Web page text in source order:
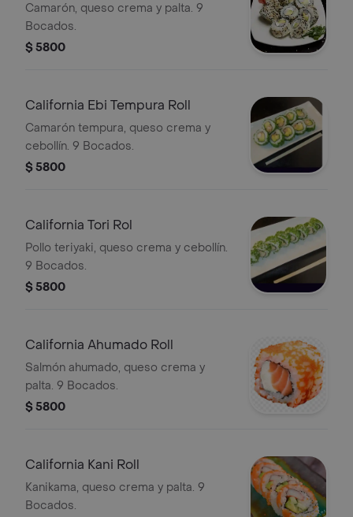
Camarón, queso crema y palta. 9
Bocados.
$ 5800
California Ebi Tempura Roll
Camarón tempura, queso crema y
cebollín. 9 Bocados.
$ 5800
California Tori Rol
Pollo teriyaki, queso crema y cebollín.
9 Bocados.
$ 5800
California Ahumado Roll
Salmón ahumado, queso crema y
palta. 9 Bocados.
$ 5800
California Kani Roll
Kanikama, queso crema y palta. 9
Bocados.